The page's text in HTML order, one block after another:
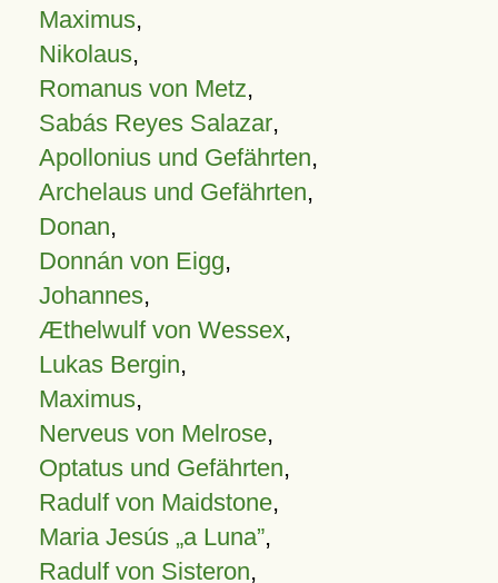
Maximus,
Nikolaus,
Romanus von Metz,
Sabás Reyes Salazar,
Apollonius und Gefährten,
Archelaus und Gefährten,
Donan,
Donnán von Eigg,
Johannes,
Æthelwulf von Wessex,
Lukas Bergin,
Maximus,
Nerveus von Melrose,
Optatus und Gefährten,
Radulf von Maidstone,
Maria Jesús „a Luna”,
Radulf von Sisteron,